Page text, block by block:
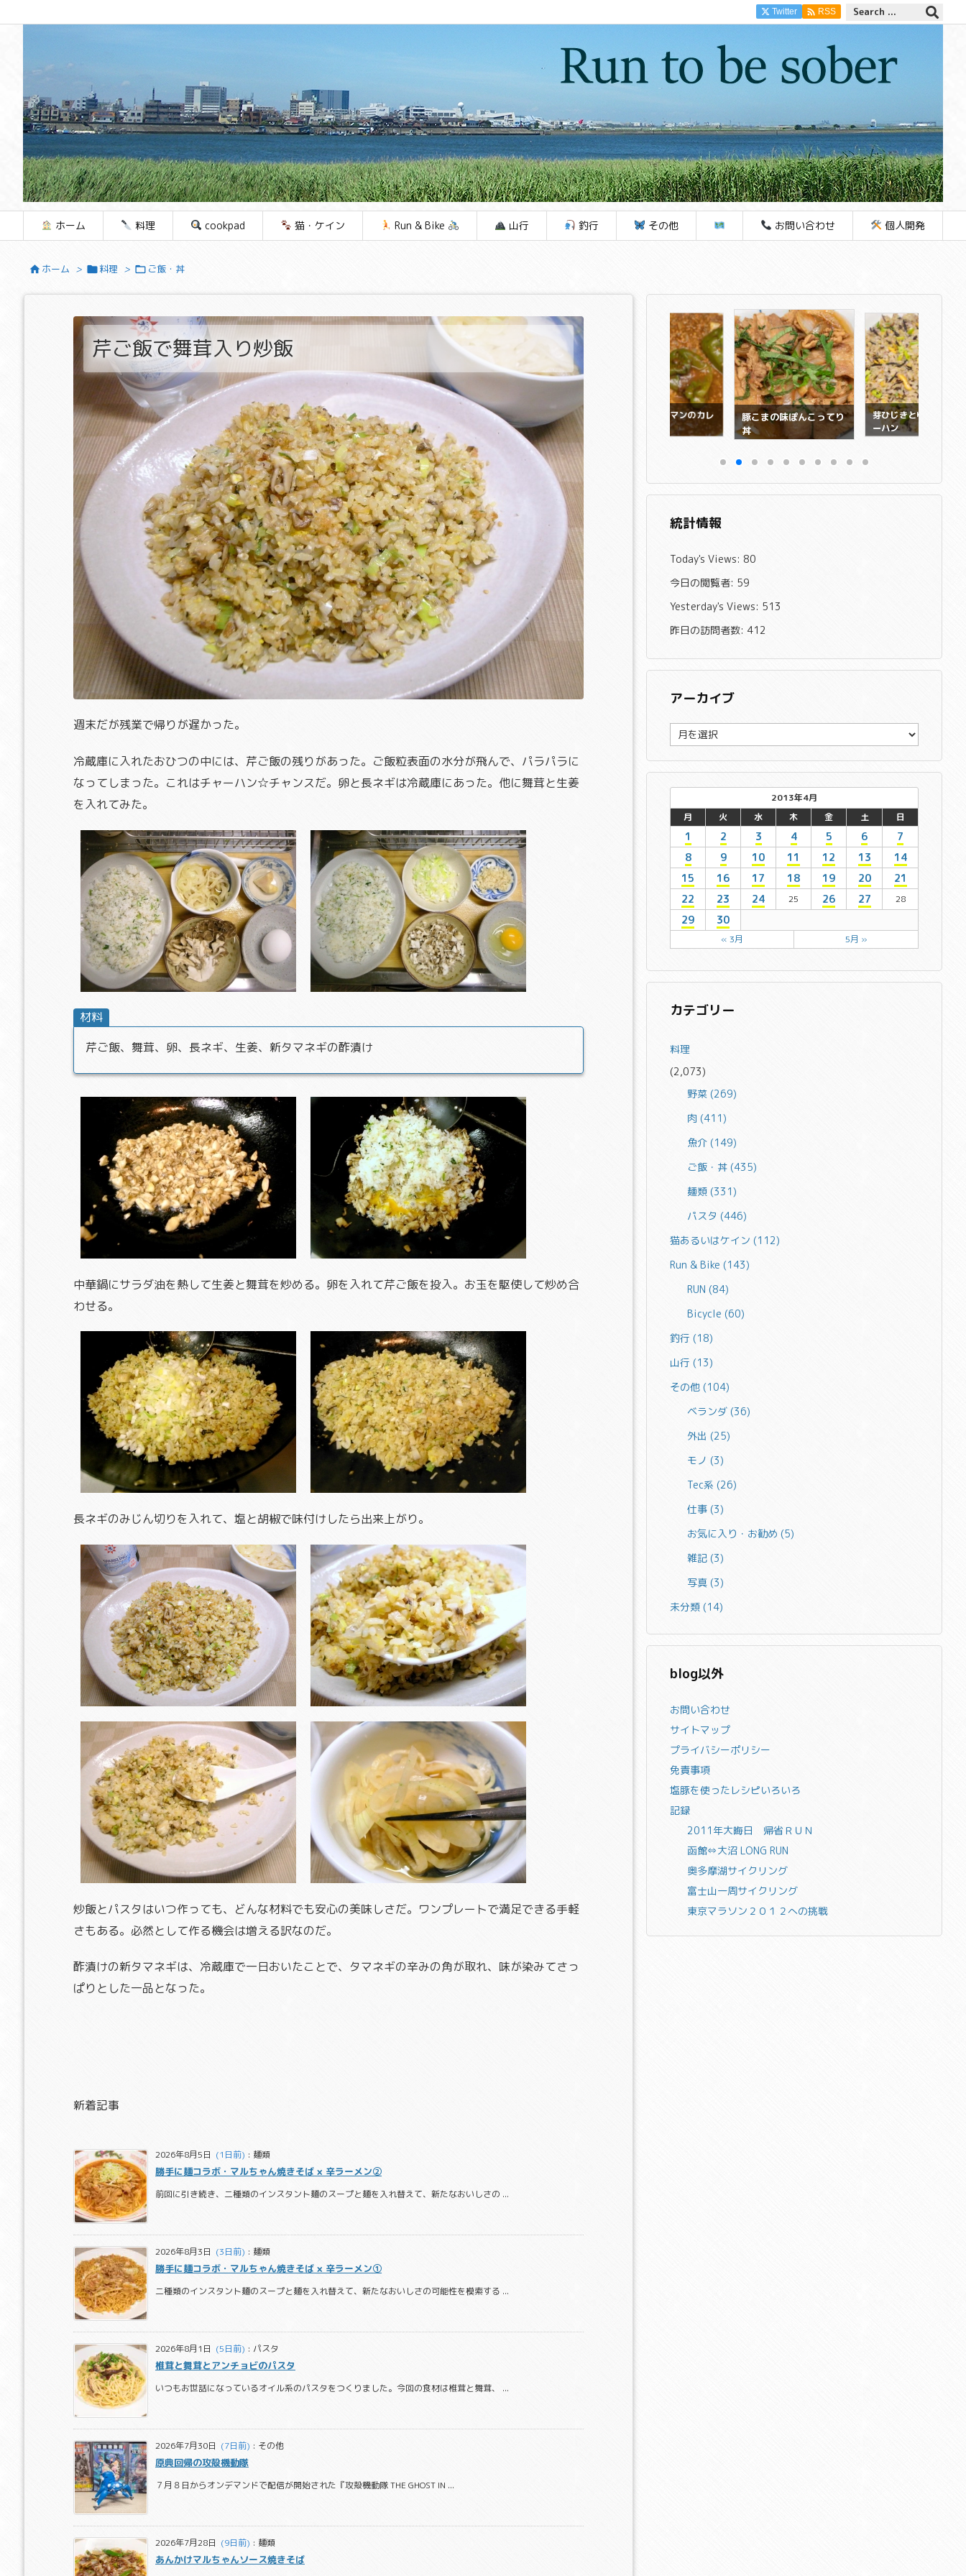
ホーム 料理 cookpad 猫・ケイン Run & Bike 山行 釣行 その他 お問い合わせ 個人開発
Twitter  RSS
 ホーム > 料理 >  ご飯・丼
芹ご飯で舞茸入り炒飯
週末だが残業で帰りが遅かった。
冷蔵庫に入れたおひつの中には、芹ご飯の残りがあった。ご飯粒表面の水分が飛んで、パラパラに
なってしまった。これはチャーハン☆チャンスだ。卵と長ネギは冷蔵庫にあった。他に舞茸と生姜
を入れてみた。
材料
芹ご飯、舞茸、卵、長ネギ、生姜、新タマネギの酢漬け
中華鍋にサラダ油を熱して生姜と舞茸を炒める。卵を入れて芹ご飯を投入。お玉を駆使して炒め合
わせる。
長ネギのみじん切りを入れて、塩と胡椒で味付けしたら出来上がり。
炒飯とパスタはいつ作っても、どんな材料でも安心の美味しさだ。ワンプレートで満足できる手軽
さもある。必然として作る機会は増える訳なのだ。
酢漬けの新タマネギは、冷蔵庫で一日おいたことで、タマネギの辛みの角が取れ、味が染みてさっ
ぱりとした一品となった。
新着記事
2026年8月5日
  (1日前)
: 麺類
勝手に麺コラボ・マルちゃん焼きそば × 辛ラーメン②
前回に引き続き、二種類のインスタント麺のスープと麺を入れ替えて、新たなおいしさの ...
2026年8月3日
  (3日前)
: 麺類
勝手に麺コラボ・マルちゃん焼きそば × 辛ラーメン①
二種類のインスタント麺のスープと麺を入れ替えて、新たなおいしさの可能性を模索する ...
2026年8月1日
  (5日前)
: パスタ
椎茸と舞茸とアンチョビのパスタ
いつもお世話になっているオイル系のパスタをつくりました。今回の食材は椎茸と舞茸、 ...
2026年7月30日
  (7日前)
: その他
原典回帰の攻殻機動隊
７月８日からオンデマンドで配信が開始された『攻殻機動隊 THE GHOST IN ...
2026年7月28日
  (9日前)
: 麺類
あんかけマルちゃんソース焼きそば
とカニカマのチャ 辛ラーメン粉末スープの
チャーハン
鶏手羽先と玉ねぎの無水
カレー
鶏肉玉ねぎニンジンの圧
力鍋無水カレー
チキンハンバーグ・オム
ライス
まるごとピーマンのカレ
豚こまの味ぽんこってり
丼
芽ひじきとゆかりのチ
ーハン
統計情報
Today's Views: 80
今日の閲覧者: 59
Yesterday's Views: 513
昨日の訪問者数: 412
アーカイブ
ー
カ
イ
ブ
2013年4月
月
火 水 木 金 土 日
1 2 3 4 5 6
7
8
9 10 11 12 13
14
15
16 17 18 19 20
21
22
23 24 25 26 27 28
29 30
« 3月 5月 »
カテゴリー
料理
(2,073)
野菜(269)
肉(411)
魚介(149)
ご飯・丼(435)
麺類(331)
パスタ(446)
猫あるいはケイン (112)
Run & Bike (143)
RUN(84)
Bicycle(60)
釣行 (18)
山行 (13)
その他 (104)
ベランダ(36)
外出(25)
モノ(3)
Tec系(26)
仕事(3)
お気に入り・お勧め(5)
雑記(3)
写真(3)
未分類 (14)
blog以外
お問い合わせ
サイトマップ
プライバシーポリシー
免責事項
塩豚を使ったレシピいろいろ
記録
2011年大晦日 帰省ＲＵＮ
函館⇔大沼 LONG RUN
奥多摩湖サイクリング
富士山一周サイクリング
東京マラソン２０１２への挑戦